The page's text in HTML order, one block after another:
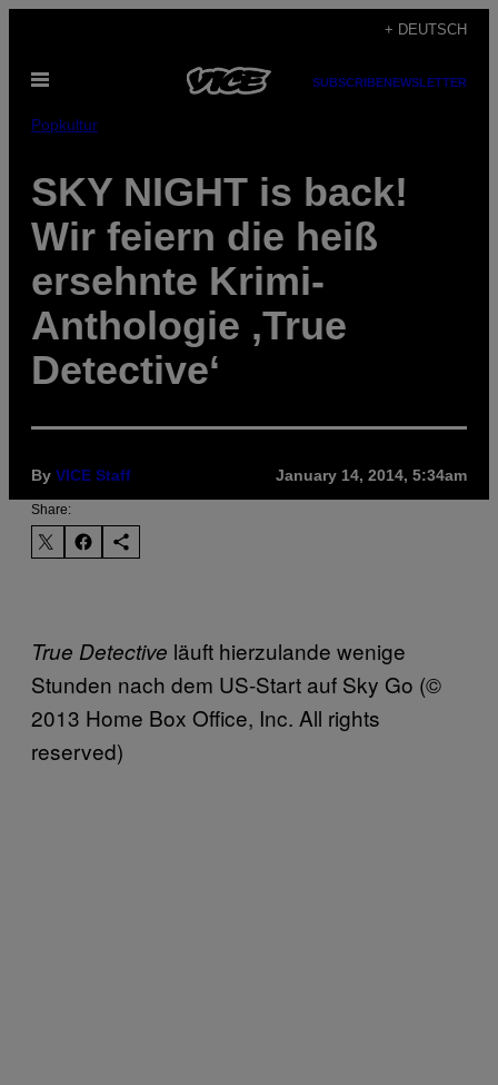
content
+ DEUTSCH
Open
SUBSCRIBENEWSLETTER
Popkultur
SKY NIGHT is back!
Wir feiern die heiß
ersehnte Krimi-
Anthologie ,True
Detective‘
By VICE Staff January 14, 2014, 5:34am
Share:
True Detective läuft hierzulande wenige
Stunden nach dem US-Start auf Sky Go (©
2013 Home Box Office, Inc. All rights
reserved)